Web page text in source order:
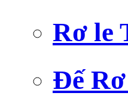
Rơ le
Đế